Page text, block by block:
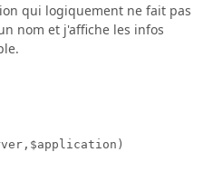
qui logiquement ne fait pas
nom et j'affiche les infos